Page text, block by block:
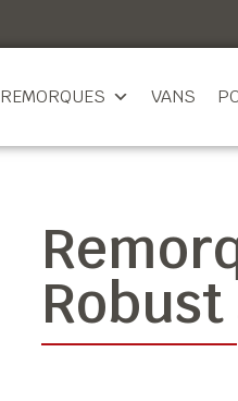
REMORQUES VANS
Robust